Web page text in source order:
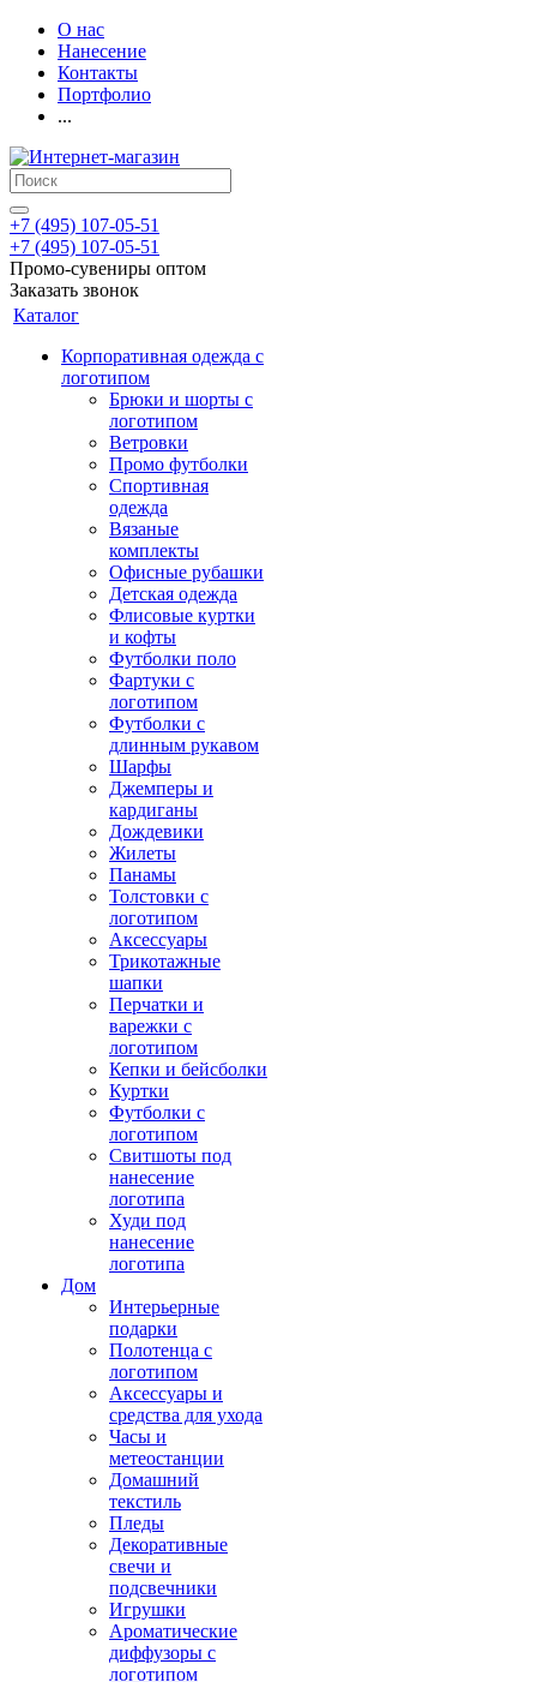
О нас
Нанесение
Контакты
Портфолио
...
+7 (495) 107-05-51
+7 (495) 107-05-51
Промо-сувениры оптом
Заказать звонок
Каталог
Корпоративная одежда с
логотипом
Брюки и шорты с
логотипом
Ветровки
Промо футболки
Спортивная
одежда
Вязаные
комплекты
Офисные рубашки
Детская одежда
Флисовые куртки
и кофты
Футболки поло
Фартуки с
логотипом
Футболки с
длинным рукавом
Шарфы
Джемперы и
кардиганы
Дождевики
Жилеты
Панамы
Толстовки с
логотипом
Аксессуары
Трикотажные
шапки
Перчатки и
варежки с
логотипом
Кепки и бейсболки
Куртки
Футболки с
логотипом
Свитшоты под
нанесение
логотипа
Худи под
нанесение
логотипа
Дом
Интерьерные
подарки
Полотенца с
логотипом
Аксессуары и
средства для ухода
Часы и
метеостанции
Домашний
текстиль
Пледы
Декоративные
свечи и
подсвечники
Игрушки
Ароматические
диффузоры с
логотипом